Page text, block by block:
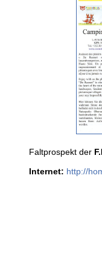
Faltprospekt der
Internet: http://